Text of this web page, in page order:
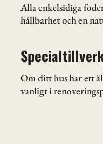
Alla enkelsidiga
hållbarhet och en
Om ditt hus har ett
vanligt i